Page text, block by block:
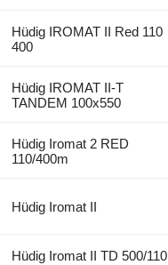
Hüdig IROMAT II Red 110
400
Hüdig IROMAT II-T
TANDEM 100x550
Hüdig Iromat 2 RED
110/400m
Hüdig Iromat II
Hüdig Iromat II TD 500/110